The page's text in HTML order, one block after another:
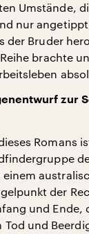
Umstände,
nur
der Bruder
brachte
zur
Romans
einem
der
und Ende,
und